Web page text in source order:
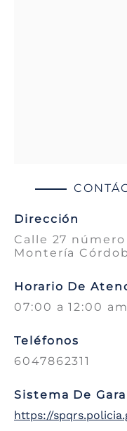
Dirección
Calle 27
Montería
Horario De
07:00 a 12:00
Teléfonos
6047862311
Sistema De
https://